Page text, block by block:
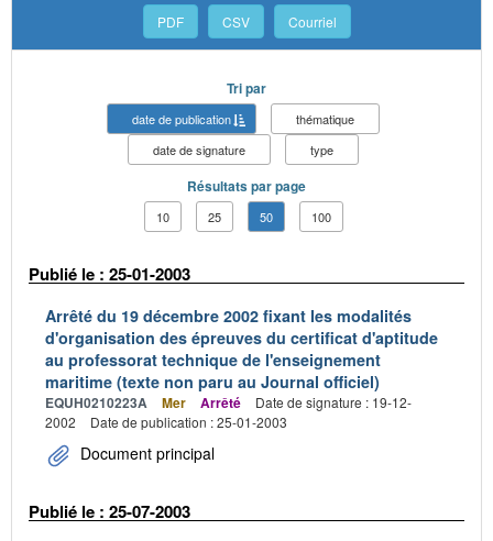
PDF CSV Courriel
Tri par
date de publication
thématique
date de signature
type
Résultats par page
10 25 50 100
Publié le : 25-01-2003
Arrêté du 19 décembre 2002 fixant les modalités
d'organisation des épreuves du certificat d'aptitude
au professorat technique de l'enseignement
maritime (texte non paru au Journal officiel)
EQUH0210223A Mer Arrêté
Date de signature : 19-12-
2002
Date de publication : 25-01-2003
Document principal
Publié le : 25-07-2003